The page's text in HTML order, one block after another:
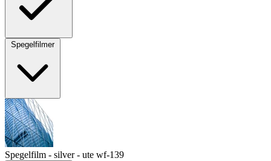
Spegelfilmer
Spegelfilm - silver - ute wf-139